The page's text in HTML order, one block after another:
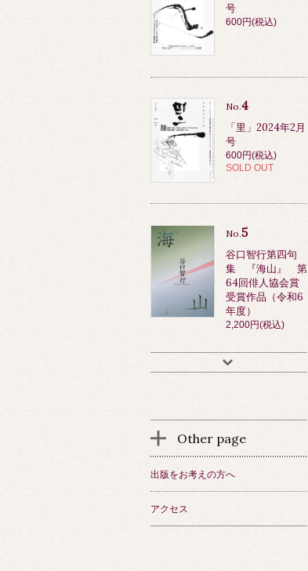
号
600円(税込)
No.4
「里」2024年2月
号
600円(税込)
SOLD OUT
No.5
谷口智行第四句
集 『海山』 第
64回俳人協会賞
受賞作品（令和6
年度）
2,200円(税込)
Other page
出版をお考えの方へ
アクセス